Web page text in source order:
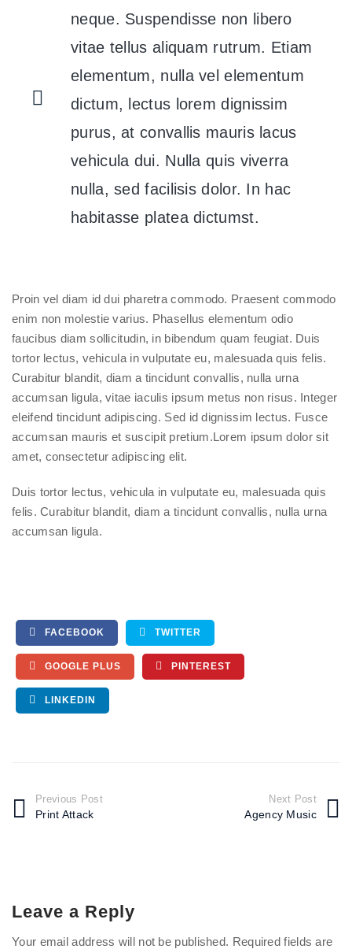
neque. Suspendisse non libero
vitae tellus aliquam rutrum. Etiam
elementum, nulla vel elementum
dictum, lectus lorem dignissim
purus, at convallis mauris lacus
vehicula dui. Nulla quis viverra
nulla, sed facilisis dolor. In hac
habitasse platea dictumst.
Proin vel diam id dui pharetra commodo. Praesent commodo
enim non molestie varius. Phasellus elementum odio
faucibus diam sollicitudin, in bibendum quam feugiat. Duis
tortor lectus, vehicula in vulputate eu, malesuada quis felis.
Curabitur blandit, diam a tincidunt convallis, nulla urna
accumsan ligula, vitae iaculis ipsum metus non risus. Integer
eleifend tincidunt adipiscing. Sed id dignissim lectus. Fusce
accumsan mauris et suscipit pretium.Lorem ipsum dolor sit
amet, consectetur adipiscing elit.
Duis tortor lectus, vehicula in vulputate eu, malesuada quis
felis. Curabitur blandit, diam a tincidunt convallis, nulla urna
accumsan ligula.
FACEBOOK TWITTER
GOOGLE PLUS PINTEREST
LINKEDIN
Previous Post
Print Attack
Next Post
Agency Music
Leave a Reply
Your email address will not be published. Required fields are